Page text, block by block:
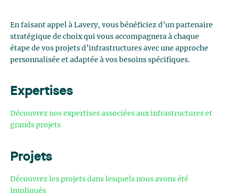
En faisant appel à Lavery, vous bénéficiez d’un partenaire
stratégique de choix qui vous accompagnera à chaque
étape de vos projets d’infrastructures avec une approche
personnalisée et adaptée à vos besoins spécifiques.
Expertises
Découvrez nos expertises associées aux infrastructures et
grands projets
Projets
Découvrez les projets dans lesquels nous avons été
impliqués